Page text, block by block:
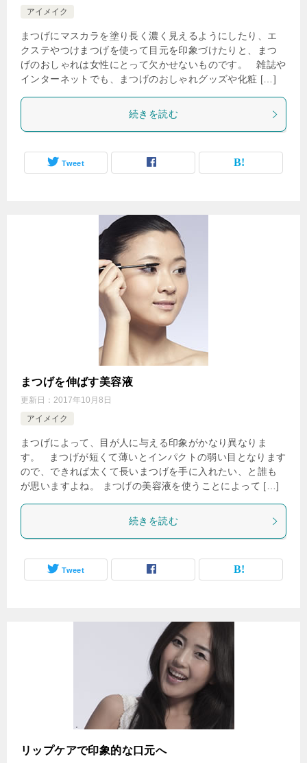
アイメイク
まつげにマスカラを塗り長く濃く見えるようにしたり、エ
クステやつけまつげを使って目元を印象づけたりと、まつ
げのおしゃれは女性にとって欠かせないものです。 雑誌や
インターネットでも、まつげのおしゃれグッズや化粧 […]
続きを読む
Tweet
まつげを伸ばす美容液
更新日： 2017年10月8日
アイメイク
まつげによって、目が人に与える印象がかなり異なりま
す。 まつげが短くて薄いとインパクトの弱い目となります
ので、できれば太くて長いまつげを手に入れたい、と誰も
が思いますよね。 まつげの美容液を使うことによって […]
続きを読む
Tweet
リップケアで印象的な口元へ